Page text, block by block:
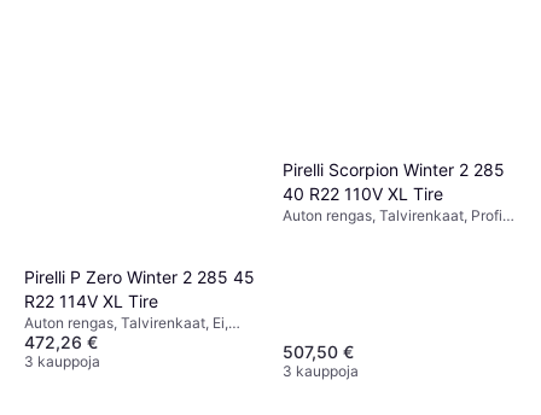
Pirelli P Zero Winter 2 285 45
R22 114V XL Tire
Auton rengas, Talvirenkaat, Ei,
Henkilöauto, Maastoauto,
Tiivistysteknologia, Puhkeamaton,
472,26 €
3 kauppoja
Pirelli Scorpion Winter 2 285
40 R22 110V XL Tire
Auton rengas, Talvirenkaat, Profiili
507,50 €
3 kauppoja